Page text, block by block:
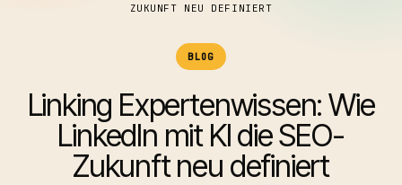
ZUKUNFT NEU DEFINIERT
BLOG
Linking Expertenwissen: Wie
LinkedIn mit KI die SEO-
Zukunft neu definiert